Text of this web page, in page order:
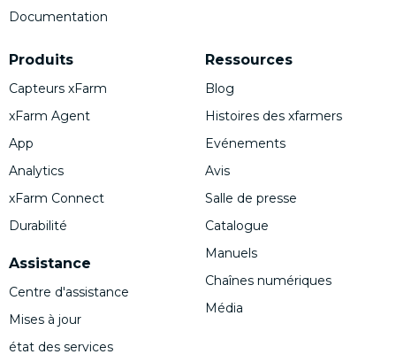
Documentation
Produits
Capteurs xFarm
xFarm Agent
App
Analytics
xFarm Connect
Durabilité
Assistance
Centre d'assistance
Mises à jour
état des services
Ressources
Blog
Histoires des xfarmers
Evénements
Avis
Salle de presse
Catalogue
Manuels
Chaînes numériques
Média